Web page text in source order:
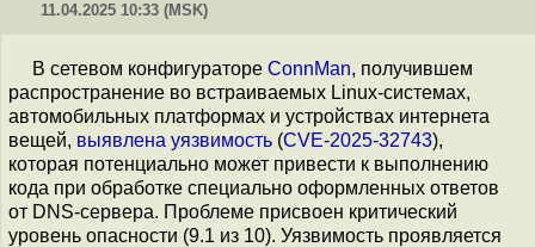
11.04.2025 10:33 (MSK)
В сетевом конфигураторе ConnMan, получившем
распространение во встраиваемых Linux-системах,
автомобильных платформах и устройствах интернета
вещей, выявлена уязвимость (CVE-2025-32743),
которая потенциально может привести к выполнению
кода при обработке специально оформленных ответов
от DNS-сервера. Проблеме присвоен критический
уровень опасности (9.1 из 10). Уязвимость проявляется